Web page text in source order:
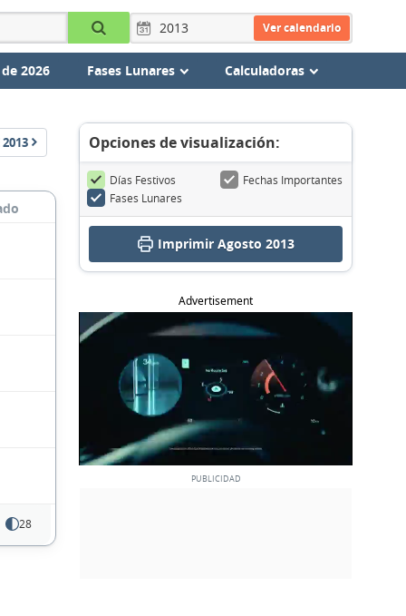
Ver calendario
2026 Fases Lunares Calculadoras
2013
28
Opciones de visualización:
Días Festivos
Fechas Importantes
Fases Lunares
Imprimir Agosto 2013
Advertisement